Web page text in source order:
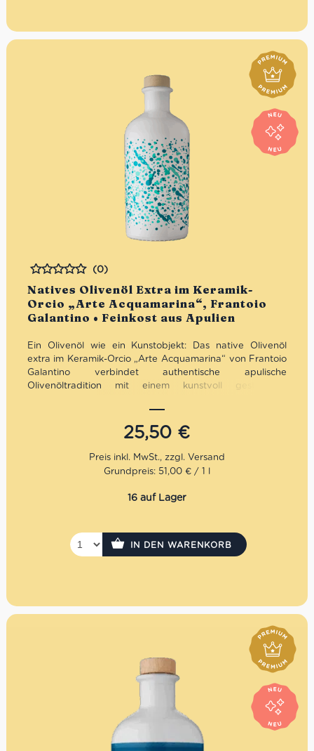
Natives Olivenöl Extra im Keramik-
Orcio „Arte Acquamarina“, Frantoio
Galantino • Feinkost aus Apulien
Bewertet
(0)
Ein Olivenöl wie ein Kunstobjekt: Das native Olivenöl
extra im Keramik-Orcio „Arte Acquamarina“ von Frantoio
Galantino verbindet authentische apulische
Olivenöltradition mit einem kunstvoll gestalteten
ausgewogen und hochwertig verarbeitet – optimal vor
Licht geschützt und visuell ein echtes Statement. Ideal
für Genießer, Design-Liebhaber und als
außergewöhnliche Geschenkidee mit mediterraner Seele.
Mengenrabatt: erhalte beim Kauf von 3 nativen
Olivenölen Extra 12% Rabatt pro Artikel
25,50 €
Grundpreis: 51,00 € / 1 l
16 auf Lager
IN DEN WARENKORB